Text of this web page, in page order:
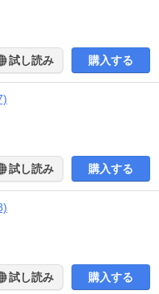
試し読み 購入する
試し読み 購入する
試し読み 購入する